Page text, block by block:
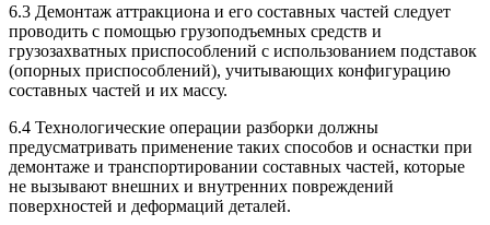
6.3 Демонтаж аттракциона и его составных частей следует
проводить с помощью грузоподъемных средств и
грузозахватных приспособлений с использованием подставок
(опорных приспособлений), учитывающих конфигурацию
составных частей и их массу.
6.4 Технологические операции разборки должны
предусматривать применение таких способов и оснастки при
демонтаже и транспортировании составных частей, которые
не вызывают внешних и внутренних повреждений
поверхностей и деформаций деталей.